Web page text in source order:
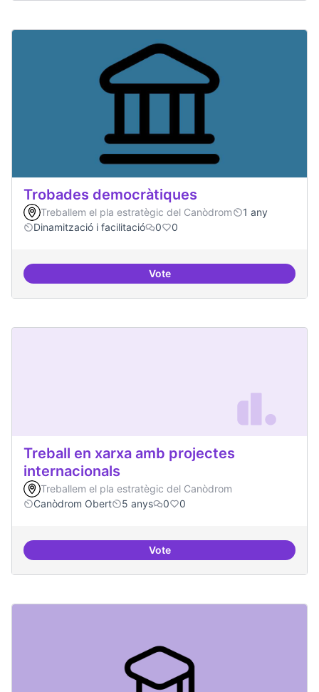
Trobades democràtiques
Treballem el pla estratègic del Canòdrom
1 any
Dinamització i facilitació
0 0
VoteTrobades democràtiques
Treball en xarxa amb projectes
internacionals
Treballem el pla estratègic del Canòdrom
Canòdrom Obert
5 anys 0 0
VoteTreball en xarxa amb projectes